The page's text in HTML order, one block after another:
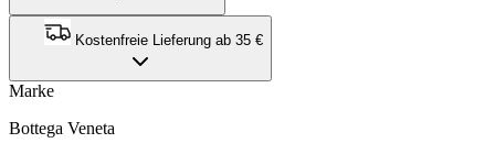
Kostenfreie Lieferung ab 35 €
Marke
Bottega Veneta